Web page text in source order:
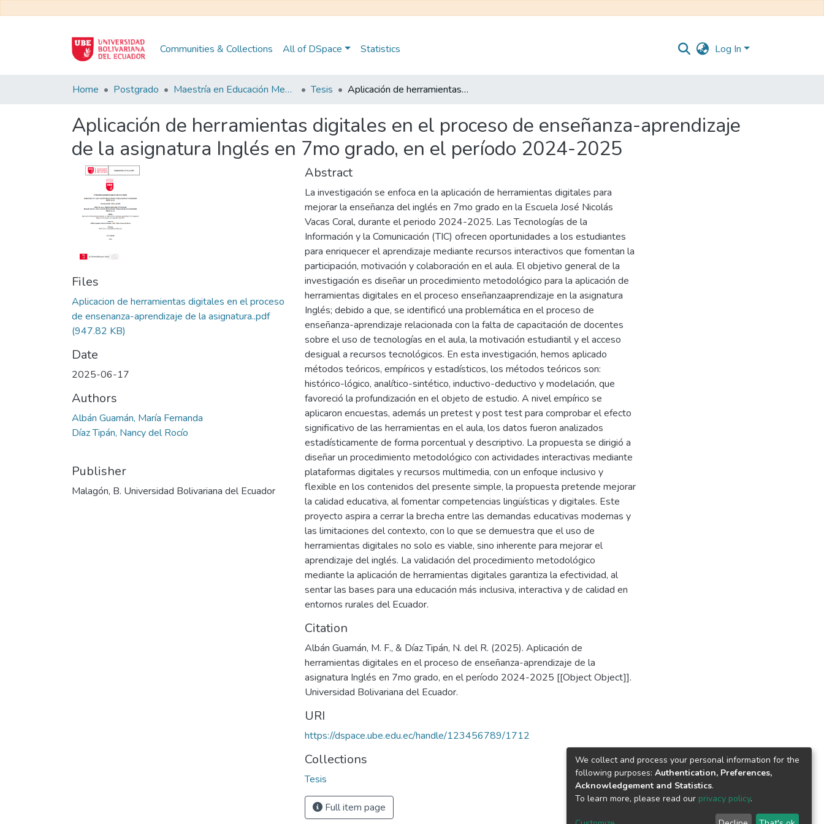
Communities & Collections All of DSpace Statistics Log In
Home Postgrado Maestría en Educación Mención en Pedagogía en Entornos Digitales Tesis Aplicación de herramientas digitales en el proceso de enseñanza-aprendizaje de la asignatura Inglés en 7mo grado, en el período 2024-2025
Aplicación de herramientas digitales en el proceso de enseñanza-aprendizaje
de la asignatura Inglés en 7mo grado, en el período 2024-2025
Files
Aplicacion de herramientas digitales en el proceso
de ensenanza-aprendizaje de la asignatura..pdf
(947.82 KB)
Date
2025-06-17
Authors
Albán Guamán, María Fernanda
Díaz Tipán, Nancy del Rocío
Publisher
Malagón, B. Universidad Bolivariana del Ecuador
Abstract
La investigación se enfoca en la aplicación de herramientas digitales para
mejorar la enseñanza del inglés en 7mo grado en la Escuela José Nicolás
Vacas Coral, durante el periodo 2024-2025. Las Tecnologías de la
Información y la Comunicación (TIC) ofrecen oportunidades a los estudiantes
para enriquecer el aprendizaje mediante recursos interactivos que fomentan la
participación, motivación y colaboración en el aula. El objetivo general de la
investigación es diseñar un procedimiento metodológico para la aplicación de
herramientas digitales en el proceso enseñanzaaprendizaje en la asignatura
Inglés; debido a que, se identificó una problemática en el proceso de
enseñanza-aprendizaje relacionada con la falta de capacitación de docentes
sobre el uso de tecnologías en el aula, la motivación estudiantil y el acceso
desigual a recursos tecnológicos. En esta investigación, hemos aplicado
métodos teóricos, empíricos y estadísticos, los métodos teóricos son:
histórico-lógico, analítico-sintético, inductivo-deductivo y modelación, que
favoreció la profundización en el objeto de estudio. A nivel empírico se
aplicaron encuestas, además un pretest y post test para comprobar el efecto
significativo de las herramientas en el aula, los datos fueron analizados
estadísticamente de forma porcentual y descriptivo. La propuesta se dirigió a
diseñar un procedimiento metodológico con actividades interactivas mediante
plataformas digitales y recursos multimedia, con un enfoque inclusivo y
flexible en los contenidos del presente simple, la propuesta pretende mejorar
la calidad educativa, al fomentar competencias lingüísticas y digitales. Este
proyecto aspira a cerrar la brecha entre las demandas educativas modernas y
las limitaciones del contexto, con lo que se demuestra que el uso de
herramientas digitales no solo es viable, sino inherente para mejorar el
aprendizaje del inglés. La validación del procedimiento metodológico
mediante la aplicación de herramientas digitales garantiza la efectividad, al
sentar las bases para una educación más inclusiva, interactiva y de calidad en
entornos rurales del Ecuador.
Citation
Albán Guamán, M. F., & Díaz Tipán, N. del R. (2025). Aplicación de
herramientas digitales en el proceso de enseñanza-aprendizaje de la
asignatura Inglés en 7mo grado, en el período 2024-2025 [[Object Object]].
Universidad Bolivariana del Ecuador.
URI
https://dspace.ube.edu.ec/handle/123456789/1712
Collections
Tesis
Full item page
We collect and process your personal information for the
following purposes: Authentication, Preferences,
Acknowledgement and Statistics.
To learn more, please read our privacy policy.